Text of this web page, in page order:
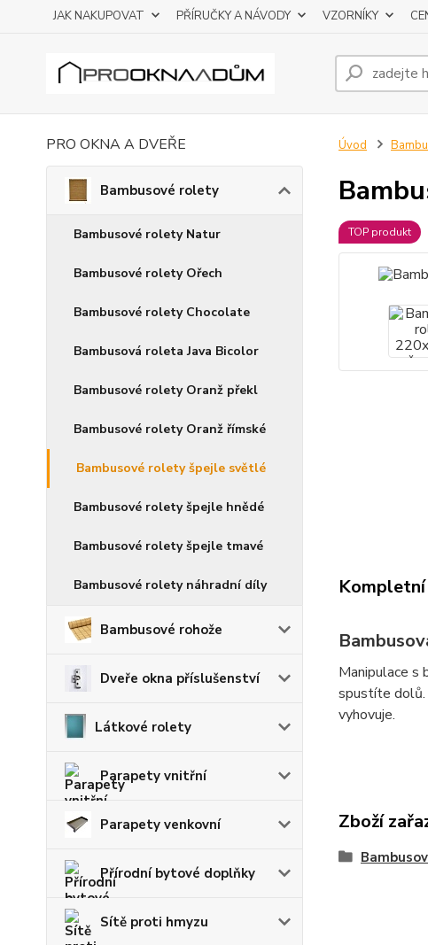
JAK NAKUPOVAT PŘÍRUČKY A NÁVODY VZORNÍKY
PRO OKNA A DVEŘE
Bambusové rolety
Bambusové rolety Natur
Bambusové rolety Ořech
Bambusové rolety Chocolate
Bambusová roleta Java Bicolor
Bambusové rolety Oranž překl
Bambusové rolety Oranž římské
Bambusové rolety špejle světlé
Bambusové rolety špejle hnědé
Bambusové rolety špejle tmavé
Bambusové rolety náhradní díly
Bambusové rohože
Dveře okna příslušenství
Látkové rolety
Parapety vnitřní
Parapety venkovní
Přírodní bytové doplňky
Sítě proti hmyzu
Úvod
TOP produkt
Manipulace s
spustíte dolů.
vyhovuje.
Zboží